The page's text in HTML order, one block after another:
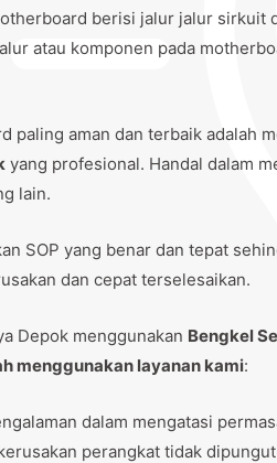
berisi jalur jalur sirkuit
atau komponen pada
paling aman dan terbaik adalah
yang profesional. Handal dalam
lain.
SOP yang benar dan tepat
dan cepat terselesaikan.
Depok menggunakan Bengkel
menggunakan layanan kami:
dalam mengatasi
perangkat tidak